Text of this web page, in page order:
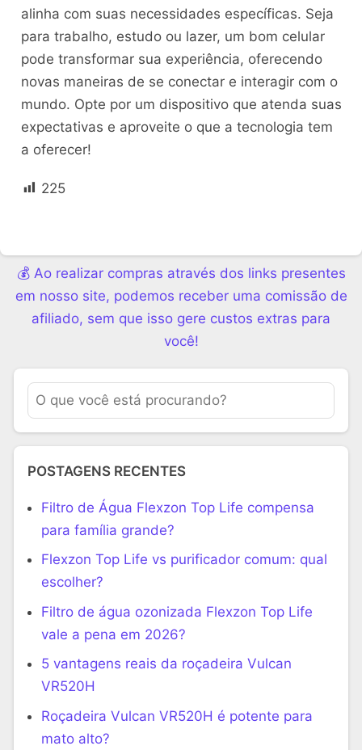
alinha com suas necessidades específicas. Seja
para trabalho, estudo ou lazer, um bom celular
pode transformar sua experiência, oferecendo
novas maneiras de se conectar e interagir com o
mundo. Opte por um dispositivo que atenda suas
expectativas e aproveite o que a tecnologia tem
a oferecer!
225
💰 Ao realizar compras através dos links presentes
em nosso site, podemos receber uma comissão de
afiliado, sem que isso gere custos extras para
você!
POSTAGENS RECENTES
Filtro de Água Flexzon Top Life compensa
para família grande?
Flexzon Top Life vs purificador comum: qual
escolher?
Filtro de água ozonizada Flexzon Top Life
vale a pena em 2026?
5 vantagens reais da roçadeira Vulcan
VR520H
Roçadeira Vulcan VR520H é potente para
mato alto?